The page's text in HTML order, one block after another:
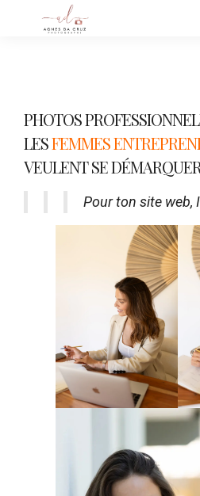
PHOTOS
LESFEMMES
VEULENT SE DÉMARQUER
Pour ton site web,